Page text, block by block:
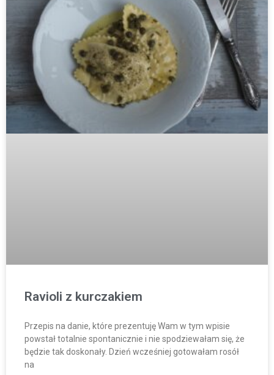
Ravioli z kurczakiem
Przepis na danie, które prezentuję Wam w tym wpisie
powstał totalnie spontanicznie i nie spodziewałam się, że
będzie tak doskonały. Dzień wcześniej gotowałam rosół
na